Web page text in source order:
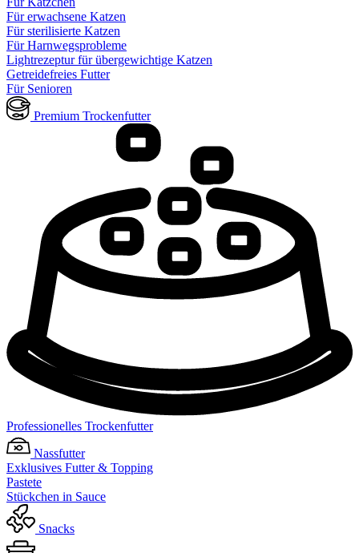
Für erwachsene Katzen
Für sterilisierte Katzen
Für Harnwegsprobleme
Lightrezeptur für übergewichtige Katzen
Getreidefreies Futter
Für Senioren
Premium Trockenfutter
Professionelles Trockenfutter
Nassfutter
Exklusives Futter & Topping
Pastete
Stückchen in Sauce
Snacks